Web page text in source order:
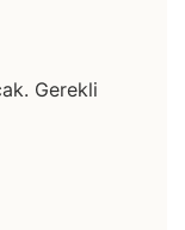
Gerekli